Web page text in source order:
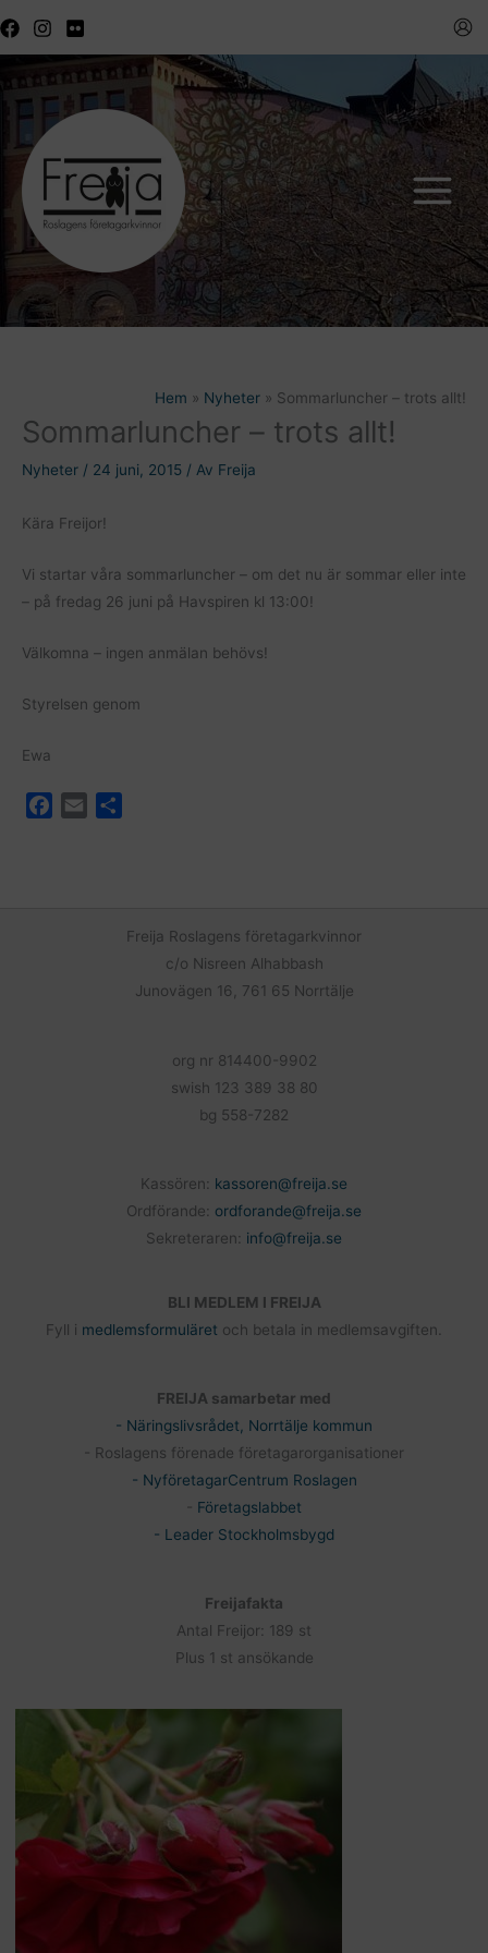
till
Hem Nyheter Sommarluncher – trots allt!
Sommarluncher – trots allt!
Nyheter / 24 juni, 2015 / Av Freija
Kära Freijor!
Vi startar våra sommarluncher – om det nu är sommar eller inte
– på fredag 26 juni på Havspiren kl 13:00!
Välkomna – ingen anmälan behövs!
Styrelsen genom
Ewa
Freija Roslagens företagarkvinnor
c/o Nisreen Alhabbash
Junovägen 16, 761 65 Norrtälje
org nr 814400-9902
swish 123 389 38 80
bg 558-7282
Kassören: kassoren@freija.se
Ordförande: ordforande@freija.se
Sekreteraren: info@freija.se
BLI MEDLEM I FREIJA
Fyll i medlemsformuläret och betala in medlemsavgiften.
FREIJA samarbetar med
- Näringslivsrådet, Norrtälje kommun
- Roslagens förenade företagarorganisationer
- NyföretagarCentrum Roslagen
Företagslabbet
- Leader Stockholmsbygd
Freijafakta
Antal Freijor: 189 st
Plus 1 st ansökande